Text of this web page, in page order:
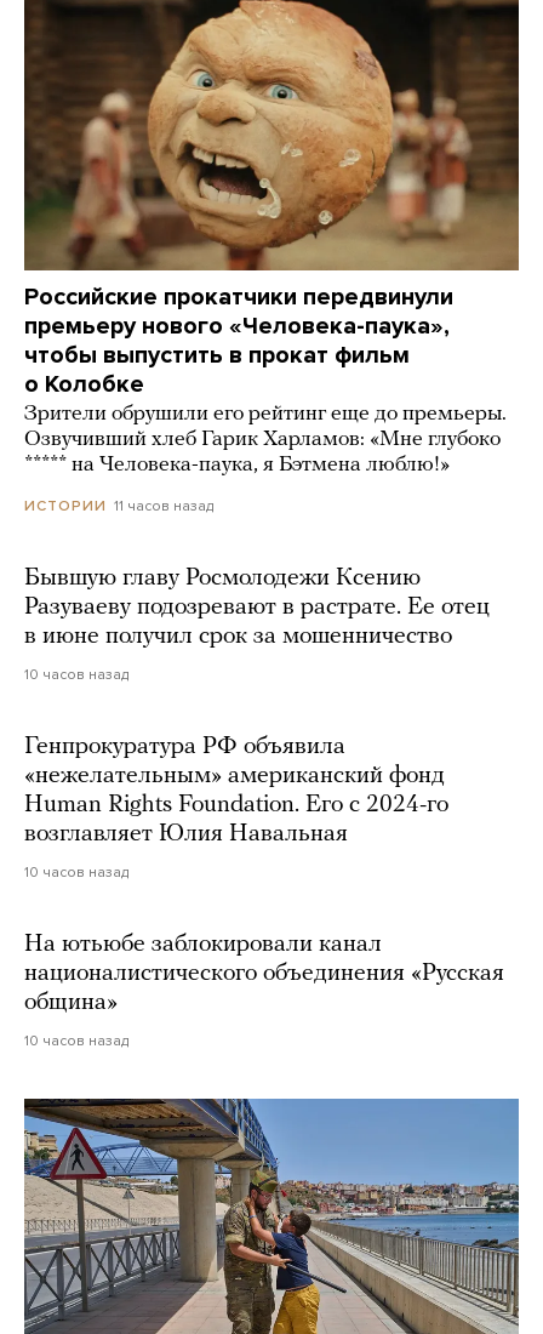
Российские прокатчики передвинули
премьеру нового «Человека-паука»,
чтобы выпустить в прокат фильм
о Колобке
Зрители обрушили его рейтинг еще до премьеры.
Озвучивший хлеб Гарик Харламов: «Мне глубоко
***** на Человека-паука, я Бэтмена люблю!»
ИСТОРИИ 11 часов назад
Бывшую главу Росмолодежи Ксению
Разуваеву подозревают в растрате. Ее отец
в июне получил срок за мошенничество
10 часов назад
Генпрокуратура РФ объявила
«нежелательным» американский фонд
Human Rights Foundation. Его с 2024-го
возглавляет Юлия Навальная
10 часов назад
На ютьюбе заблокировали канал
националистического объединения «Русская
община»
10 часов назад